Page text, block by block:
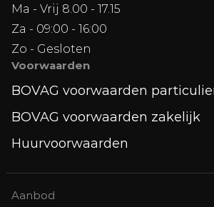
Ma - Vrij 8.00 - 17.15
Za - 09:00 - 16:00
Zo - Gesloten
Voorwaarden
BOVAG voorwaarden
BOVAG voorwaarden zakelijk
Huurvoorwaarden
Aanbod